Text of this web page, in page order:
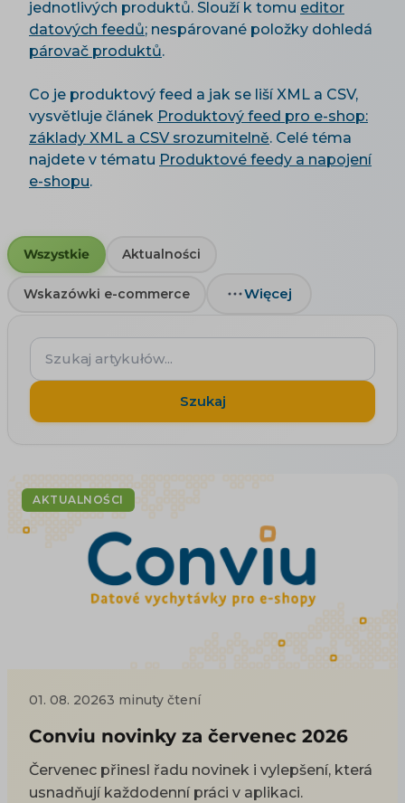
jednotlivých produktů. Slouží k tomu editor
datových feedů; nespárované položky dohledá
párovač produktů.
Co je produktový feed a jak se liší XML a CSV,
vysvětluje článek Produktový feed pro e-shop:
základy XML a CSV srozumitelně. Celé téma
najdete v tématu Produktové feedy a napojení
e-shopu.
Wszystkie Aktualności
Wskazówki e-commerce Więcej
Szukaj
artykułów...
Szukaj
AKTUALNOŚCI
01. 08. 20263 minuty čtení
Conviu novinky za červenec 2026
Červenec přinesl řadu novinek i vylepšení, která
usnadňují každodenní práci v aplikaci.